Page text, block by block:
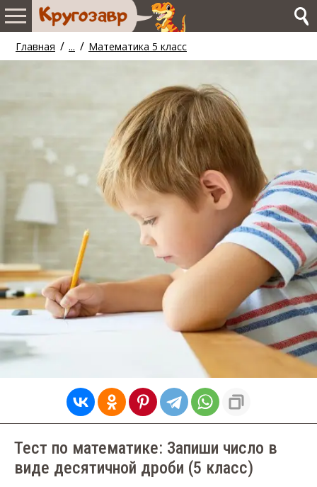
Главная / ... / Математика 5 класс
Тест по математике: Запиши число в
виде десятичной дроби (5 класс)